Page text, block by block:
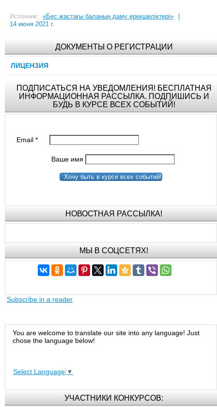
Источник: «Бес жастағы баланың даму ерекшеліктері»
14 июня 2021 г.
ДОКУМЕНТЫ О РЕГИСТРАЦИИ
ЛИЦЕНЗИЯ
ПОДПИСАТЬСЯ НА УВЕДОМЛЕНИЯ! БЕСПЛАТНАЯ
ИНФОРМАЦИОННАЯ РАССЫЛКА. ПОДПИШИСЬ И
БУДЬ В КУРСЕ ВСЕХ СОБЫТИЙ!
Email*
Ваше имя
Хочу быть в курсе всех событий!
НОВОСТНАЯ РАССЫЛКА!
МЫ В СОЦСЕТЯХ!
Subscribe in a reader
You are welcome to translate our site into any language! Just
chose the language below!
Select Language ▼
УЧАСТНИКИ КОНКУРСОВ: